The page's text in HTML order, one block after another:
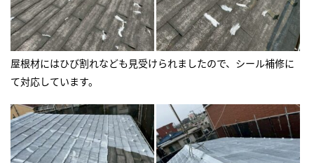
屋根材にはひび割れなども見受けられましたので、シール補修に
て対応しています。